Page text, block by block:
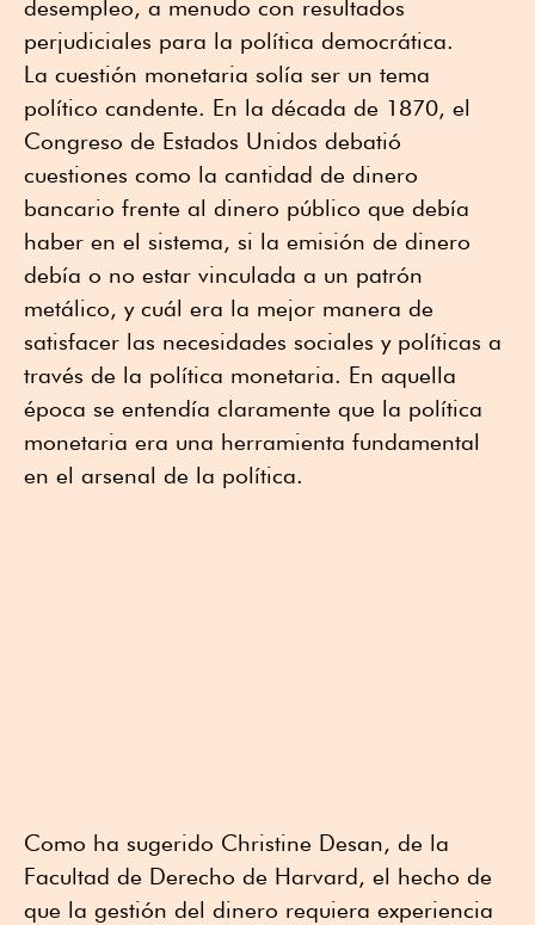
desempleo, a menudo con resultados
perjudiciales para la política democrática.
La cuestión monetaria solía ser un tema
político candente. En la década de 1870, el
Congreso de Estados Unidos debatió
cuestiones como la cantidad de dinero
bancario frente al dinero público que debía
haber en el sistema, si la emisión de dinero
debía o no estar vinculada a un patrón
metálico, y cuál era la mejor manera de
satisfacer las necesidades sociales y políticas a
través de la política monetaria. En aquella
época se entendía claramente que la política
monetaria era una herramienta fundamental
en el arsenal de la política.
Como ha sugerido Christine Desan, de la
Facultad de Derecho de Harvard, el hecho de
que la gestión del dinero requiera experiencia